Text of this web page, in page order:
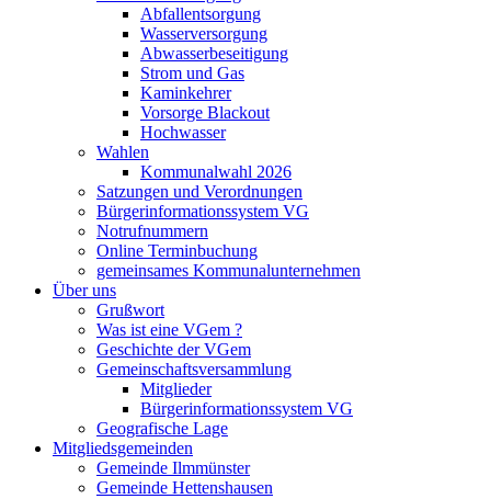
Abfallentsorgung
Wasserversorgung
Abwasserbeseitigung
Strom und Gas
Kaminkehrer
Vorsorge Blackout
Hochwasser
Wahlen
Kommunalwahl 2026
Satzungen und Verordnungen
Bürgerinformationssystem VG
Notrufnummern
Online Terminbuchung
gemeinsames Kommunalunternehmen
Über uns
Grußwort
Was ist eine VGem ?
Geschichte der VGem
Gemeinschaftsversammlung
Mitglieder
Bürgerinformationssystem VG
Geografische Lage
Mitgliedsgemeinden
Gemeinde Ilmmünster
Gemeinde Hettenshausen